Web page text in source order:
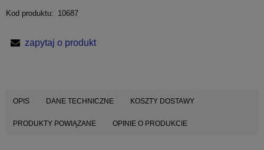
Kod produktu: 10687
zapytaj o produkt
OPIS DANE TECHNICZNE KOSZTY DOSTAWY
PRODUKTY POWIĄZANE OPINIE O PRODUKCIE